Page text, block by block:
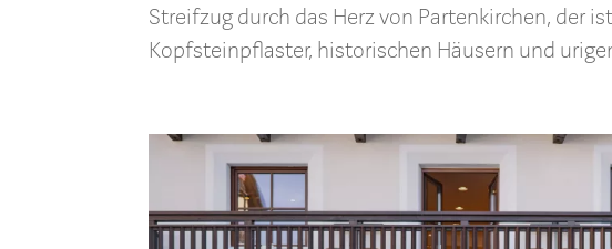
Streifzug durch das Herz von Partenkirchen, der
Kopfsteinpflaster, historischen Häusern und